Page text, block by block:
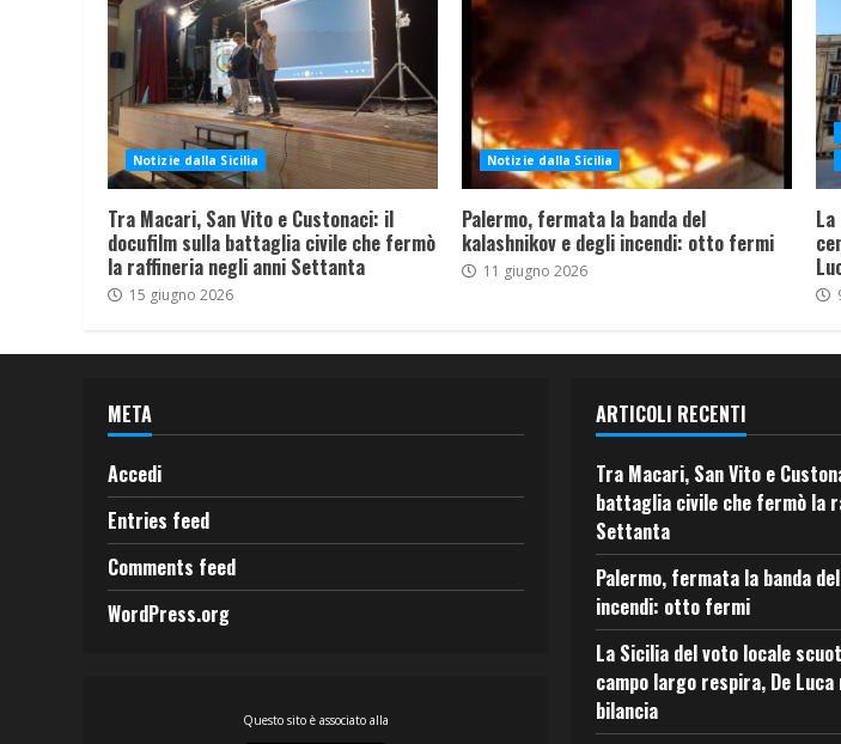
Notizie dalla Sicilia
Tra Macari, San Vito e Custonaci: il
docufilm sulla battaglia civile che fermò
la raffineria negli anni Settanta
15 giugno 2026
Notizie dalla Sicilia
Palermo, fermata la banda del
kalashnikov e degli incendi: otto fermi
11 giugno 2026
META
Accedi
Entries feed
Comments feed
WordPress.org
Questo sito è associato alla
ARTICOLI RECENTI
Tra Macari, San Vito e
battaglia civile che fermò la
Settanta
Palermo, fermata la banda
incendi: otto fermi
La Sicilia del voto locale
campo largo respira, De
bilancia